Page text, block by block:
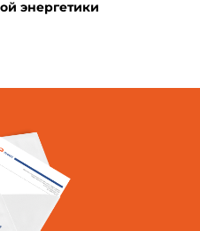
энергетики